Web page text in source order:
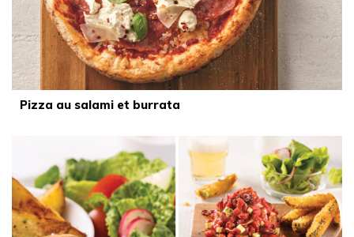
Pizza au salami et burrata